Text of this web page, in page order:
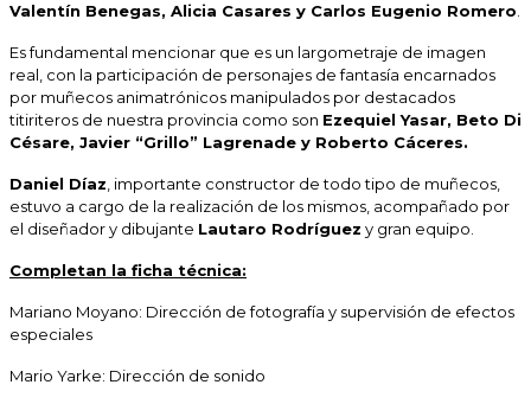
Valentín Benegas, Alicia Casares y Carlos Eugenio Romero
Es fundamental mencionar que es un largometraje de imagen
real, con la participación de personajes de fantasía encarnados
por muñecos animatrónicos manipulados por destacados
titiriteros de nuestra provincia como son Ezequiel Yasar, Beto Di
Césare, Javier “Grillo” Lagrenade y Roberto Cáceres.
Daniel Díaz , importante constructor de todo tipo de muñecos,
estuvo a cargo de la realización de los mismos, acompañado por
el diseñador y dibujante Lautaro Rodríguez y gran equipo.
Completan la ficha técnica:
Mariano Moyano: Dirección de fotografía y supervisión de efectos
especiales
Mario Yarke: Dirección de sonido